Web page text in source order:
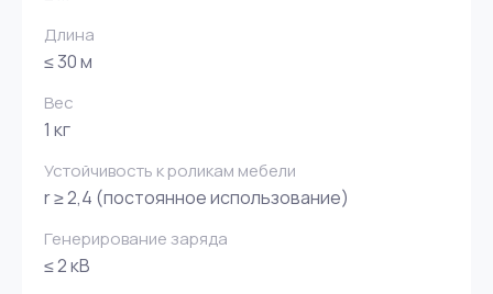
Длина
≤ 30 м
Вес
1 кг
Устойчивость к роликам мебели
r ≥ 2,4 (постоянное использование)
Генерирование заряда
≤ 2 кВ